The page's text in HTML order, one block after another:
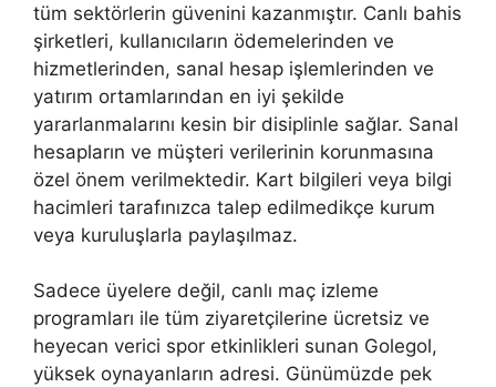
tüm sektörlerin güvenini kazanmıştır. Canlı bahis
şirketleri, kullanıcıların ödemelerinden ve
hizmetlerinden, sanal hesap işlemlerinden ve
yatırım ortamlarından en iyi şekilde
yararlanmalarını kesin bir disiplinle sağlar. Sanal
hesapların ve müşteri verilerinin korunmasına
özel önem verilmektedir. Kart bilgileri veya bilgi
hacimleri tarafınızca talep edilmedikçe kurum
veya kuruluşlarla paylaşılmaz.
Sadece üyelere değil, canlı maç izleme
programları ile tüm ziyaretçilerine ücretsiz ve
heyecan verici spor etkinlikleri sunan Golegol,
yüksek oynayanların adresi. Günümüzde pek